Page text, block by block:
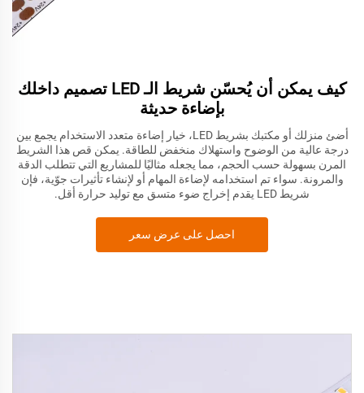
كيف يمكن أن يُحسّن شريط الـ LED تصميم داخلك
بإضاءة حديثة
أضئ منزلك أو مكتبك بشريط LED، خيار إضاءة متعدد الاستخدام يجمع بين
درجة عالية من الوضوح واستهلاك منخفض للطاقة. يمكن قص هذا الشريط
المرن بسهولة حسب الحجم، مما يجعله مثاليًا للمشاريع التي تتطلب الدقة
والمرونة. سواء تم استخدامه لإضاءة المهام أو لإنشاء تأثيرات جوّية، فإن
شريط LED يقدم إخراج ضوء متسق مع توليد حرارة أقل.
احصل على عرض سعر